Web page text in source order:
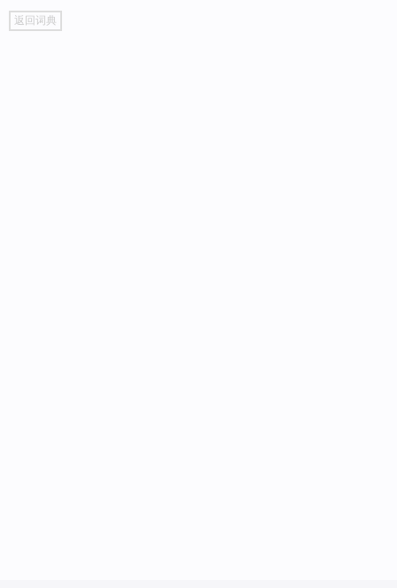
go
top
返回词典